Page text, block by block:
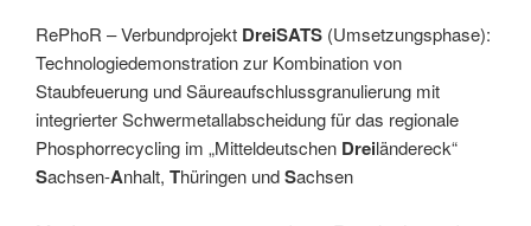
RePhoR – Verbundprojekt DreiSATS (Umsetzungsphase):
Technologiedemonstration zur Kombination von
Staubfeuerung und Säureaufschlussgranulierung mit
integrierter Schwermetallabscheidung für das regionale
Phosphorrecycling im „Mitteldeutschen Dreiländereck“
Sachsen-Anhalt, Thüringen undSachsen